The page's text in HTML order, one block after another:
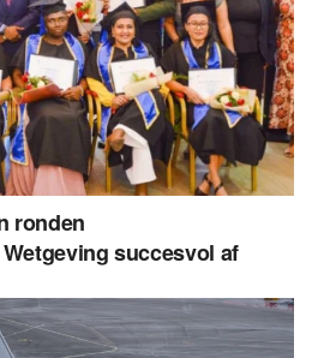
ronden
succesvol af